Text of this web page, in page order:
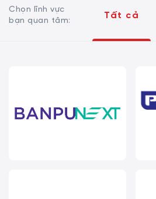
Chọn lĩnh vực
bạn quan tâm:
Tất cả